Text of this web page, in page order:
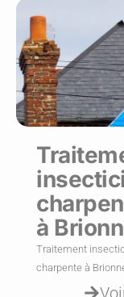
à
Traitement
charpente à